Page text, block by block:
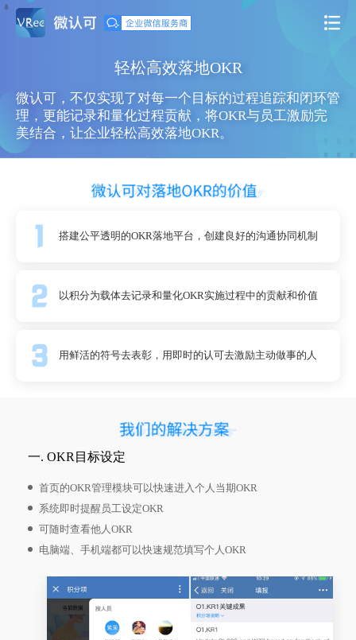
轻松高效落地OKR
微认可，不仅实现了对每一个目标的过程追踪和闭环管
理，更能记录和量化过程贡献，将OKR与员工激励完
美结合，让企业轻松高效落地OKR。
搭建公平透明的OKR落地平台，创建良好的沟通协同机制
以积分为载体去记录和量化OKR实施过程中的贡献和价值
用鲜活的符号去表彰，用即时的认可去激励主动做事的人
一. OKR目标设定
首页的OKR管理模块可以快速进入个人当期OKR
系统即时提醒员工设定OKR
可随时查看他人OKR
电脑端、手机端都可以快速规范填写个人OKR